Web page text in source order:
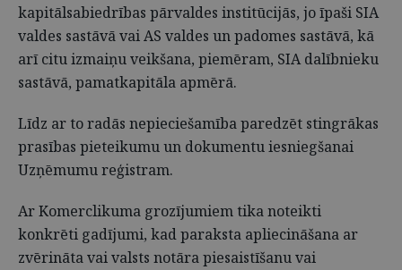
kapitālsabiedrības pārvaldes institūcijās, jo īpaši SIA
valdes sastāvā vai AS valdes un padomes sastāvā, kā
arī citu izmaiņu veikšana, piemēram, SIA dalībnieku
sastāvā, pamatkapitāla apmērā.
Līdz ar to radās nepieciešamība paredzēt stingrākas
prasības pieteikumu un dokumentu iesniegšanai
Uzņēmumu reģistram.
Ar Komerclikuma grozījumiem tika noteikti
konkrēti gadījumi, kad paraksta apliecināšana ar
zvērināta vai valsts notāra piesaistīšanu vai